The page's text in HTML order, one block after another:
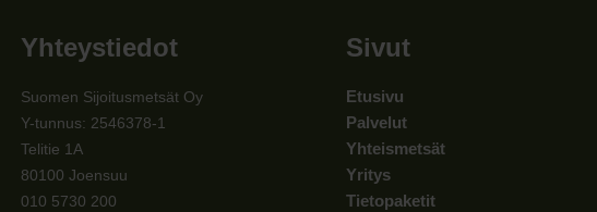
Yhteystiedot
Suomen Sijoitusmetsät Oy
Y-tunnus: 2546378-1
Telitie 1A
80100 Joensuu
010 5730 200
Sivut
Etusivu
Palvelut
Yhteismetsät
Yritys
Tietopaketit